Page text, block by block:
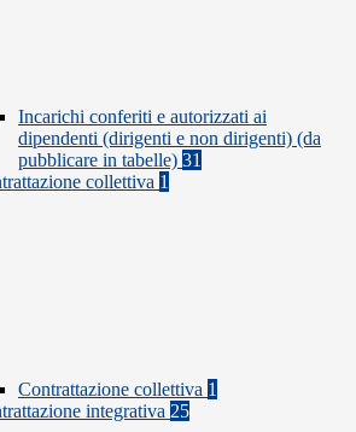
Incarichi conferiti e autorizzati ai
dipendenti (dirigenti e non dirigenti) (da
pubblicare in tabelle) 31
collettiva 1
Contrattazione collettiva 1
integrativa 25